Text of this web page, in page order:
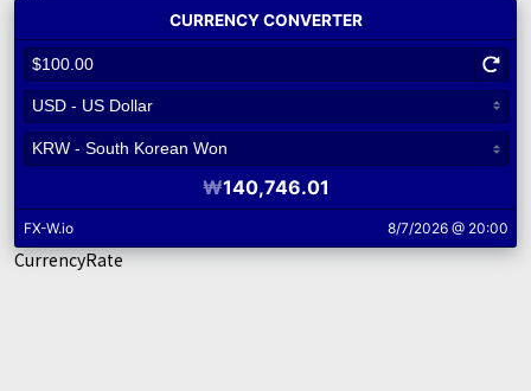
CurrencyRate